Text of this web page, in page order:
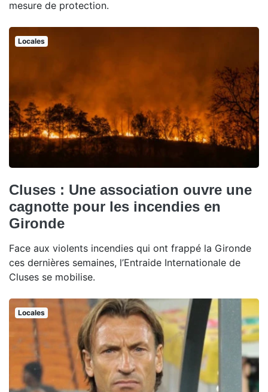
mesure de protection.
Locales
Cluses : Une association ouvre une
cagnotte pour les incendies en
Gironde
Face aux violents incendies qui ont frappé la Gironde
ces dernières semaines, l’Entraide Internationale de
Cluses se mobilise.
Locales